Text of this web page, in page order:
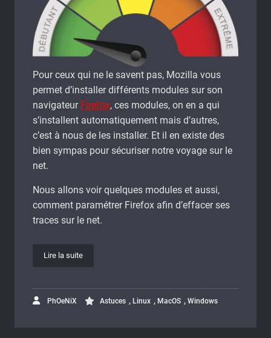
Pour ceux qui ne le savent pas, Mozilla vous
permet d’installer différents modules sur son
navigateur Firefox, ces modules, on en a qui
s’installent automatiquement mais d’autres,
c’est à nous de les installer. Et il en existe des
bien sympas pour sécuriser notre voyage sur le
net.
Nous allons voir quelques modules et aussi,
comment paramétrer Firefox afin d’effacer ses
traces sur le net.
Lire la suite
PhOeNiX Astuces , Linux , MacOS , Windows